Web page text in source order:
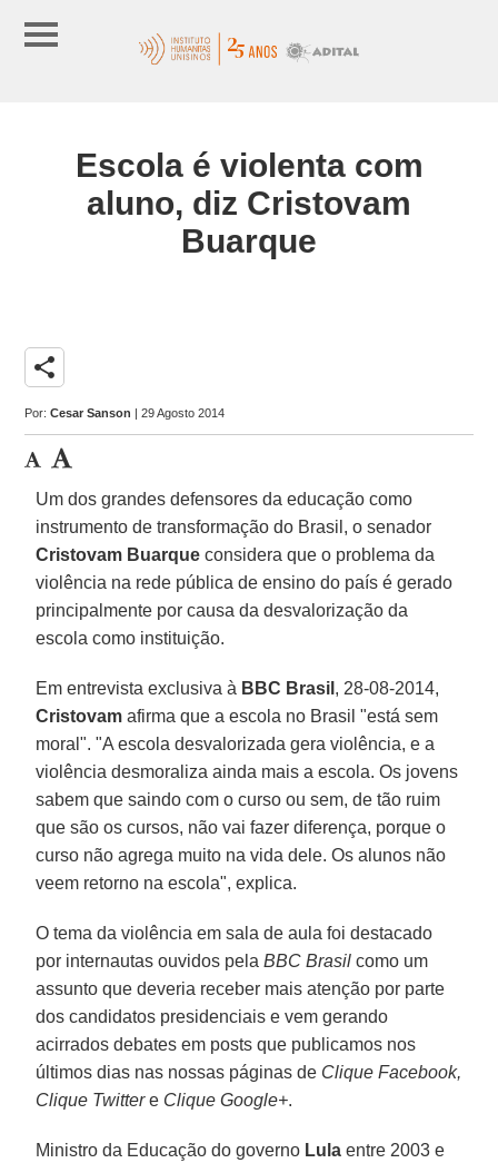
Escola é violenta com
aluno, diz Cristovam
Buarque
share
Por:Cesar Sanson | 29 Agosto 2014
Um dos grandes defensores da educação como
instrumento de transformação do Brasil, o senador
Cristovam Buarque considera que o problema da
violência na rede pública de ensino do país é gerado
principalmente por causa da desvalorização da
escola como instituição.
Em entrevista exclusiva à BBC Brasil , 28-08-2014,
Cristovam afirma que a escola no Brasil "está sem
moral". "A escola desvalorizada gera violência, e a
violência desmoraliza ainda mais a escola. Os jovens
sabem que saindo com o curso ou sem, de tão ruim
que são os cursos, não vai fazer diferença, porque o
curso não agrega muito na vida dele. Os alunos não
veem retorno na escola", explica.
O tema da violência em sala de aula foi destacado
por internautas ouvidos pelaBBC Brasil como um
assunto que deveria receber mais atenção por parte
dos candidatos presidenciais e vem gerando
acirrados debates em posts que publicamos nos
últimos dias nas nossas páginas de Clique Facebook,
Clique Twittere Clique Google+.
Ministro da Educação do governo Lula entre 2003 e